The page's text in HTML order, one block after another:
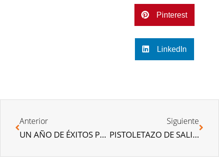
Pinterest
LinkedIn
Anterior
UN AÑO DE ÉXITOS PARA STONEWEG LIVING
Siguiente
PISTOLETAZO DE SALIDA A 2020 EN STONEWEG LIVING